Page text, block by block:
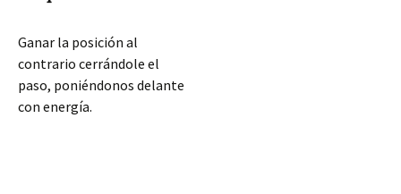
Ganar la posición al
contrario cerrándole el
paso, poniéndonos delante
con energía.